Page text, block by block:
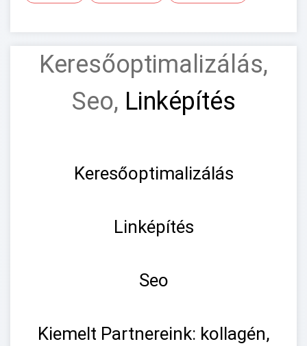
Keresőoptimalizálás,
Seo, Linképítés
Keresőoptimalizálás
Linképítés
Seo
Kiemelt Partnereink: kollagén,